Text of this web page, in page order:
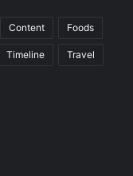
Content Foods
Timeline Travel